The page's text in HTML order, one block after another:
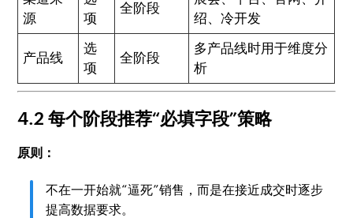
源
项
全阶段
绍、冷开发
产品线
选
项
全阶段
多产品线时用于维度分
析
4.2 每个阶段推荐“必填字段”策略
原则：
不在一开始就“逼死”销售，而是在接近成交时逐步
提高数据要求。